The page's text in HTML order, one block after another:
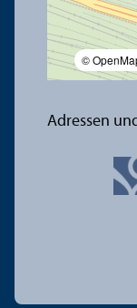
©
Adressen